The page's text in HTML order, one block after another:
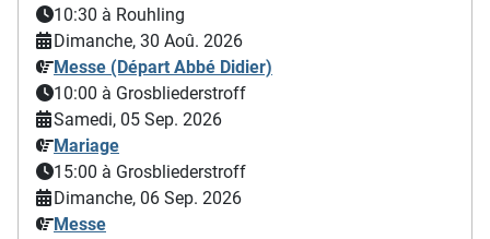
10:30 à Rouhling
Dimanche, 30 Aoû. 2026
Messe (Départ Abbé Didier)
10:00 à Grosbliederstroff
Samedi, 05 Sep. 2026
Mariage
15:00 à Grosbliederstroff
Dimanche, 06 Sep. 2026
Messe